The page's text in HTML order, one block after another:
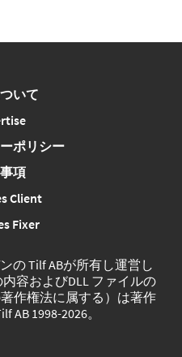
いて
ポリシー
項
Client
Fixer
の Tilf ABが所有し運営し
容およびDLL ファイルの
作権法に属する）は著作
AB 1998-2026。